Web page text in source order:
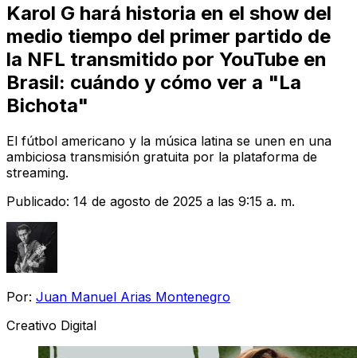
Karol G hará historia en el show del
medio tiempo del primer partido de
la NFL transmitido por YouTube en
Brasil: cuándo y cómo ver a "La
Bichota"
El fútbol americano y la música latina se unen en una
ambiciosa transmisión gratuita por la plataforma de
streaming.
Publicado: 14 de agosto de 2025 a las 9:15 a. m.
Por: Juan Manuel Arias Montenegro
Creativo Digital